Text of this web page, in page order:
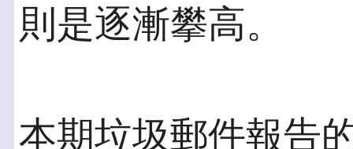
則是逐漸攀高。
本期垃圾郵件報告